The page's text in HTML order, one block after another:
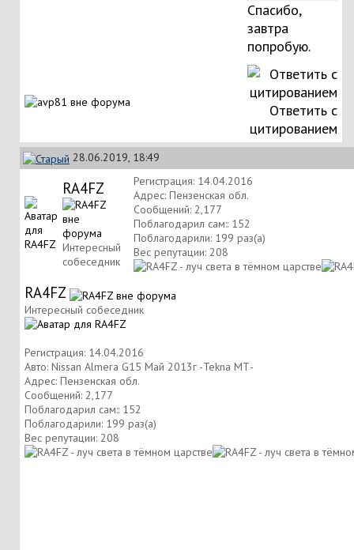
Спасибо,
завтра
попробую.
Ответить с
цитированием
28.06.2019, 18:49
RA4FZ
Интересный
собеседник
Регистрация: 14.04.2016
Адрес: Пензенская обл.
Сообщений: 2,177
Поблагодарил сам:: 152
Поблагодарили: 199 раз(а)
Вес репутации: 208
RA4FZ
Интересный собеседник
Регистрация: 14.04.2016
Авто: Nissan Almera G15 Май 2013г -Tekna МТ-
Адрес: Пензенская обл.
Сообщений: 2,177
Поблагодарил сам:: 152
Поблагодарили: 199 раз(а)
Вес репутации: 208